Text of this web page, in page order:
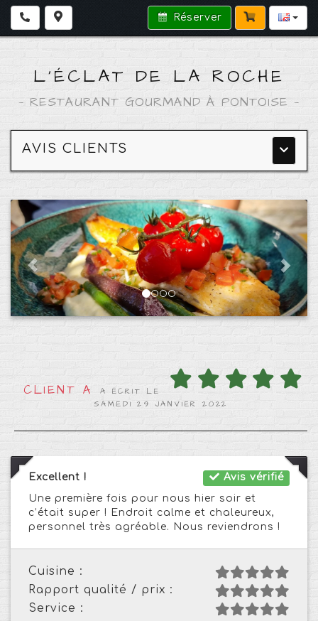
Réserver
L'ÉCLAT DE LA ROCHE
— RESTAURANT GOURMAND À PONTOISE —
Menu
AVIS CLIENTS
CLIENT A
A ÉCRIT LE
SAMEDI 29 JANVIER 2022
Avis vérifié
Excellent !
Une première fois pour nous hier soir et
c’était super ! Endroit calme et chaleureux,
personnel très agréable. Nous reviendrons !
Cuisine :
Rapport qualité / prix :
Service :